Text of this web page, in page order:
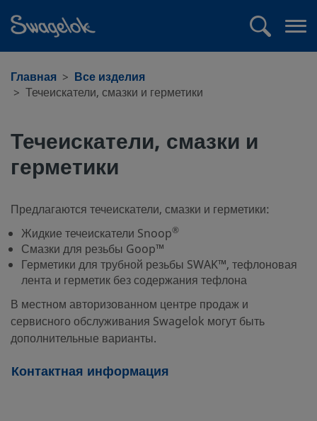
Главная
Все изделия
Течеискатели, смазки и герметики
Течеискатели, смазки и
герметики
Предлагаются течеискатели, смазки и герметики:
Жидкие течеискатели Snoop®
Смазки для резьбы Goop™
Герметики для трубной резьбы SWAK™, тефлоновая
лента и герметик без содержания тефлона
В местном авторизованном центре продаж и
сервисного обслуживания Swagelok могут быть
дополнительные варианты.
Контактная информация